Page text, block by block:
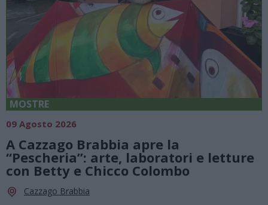
MOSTRE
09 Agosto 2026
A Cazzago Brabbia apre la
“Pescheria”: arte, laboratori e letture
con Betty e Chicco Colombo
Cazzago Brabbia